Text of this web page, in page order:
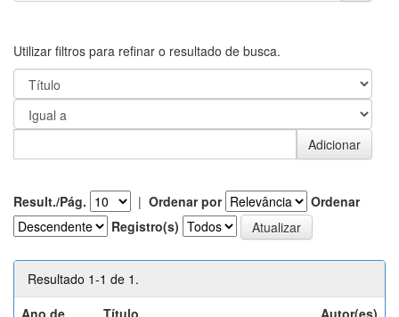
Utilizar filtros para refinar o resultado de busca.
Result./Pág. | Ordenar por
Ordenar
Registro(s)
Resultado 1-1 de 1.
Ano de
Título Autor(es)